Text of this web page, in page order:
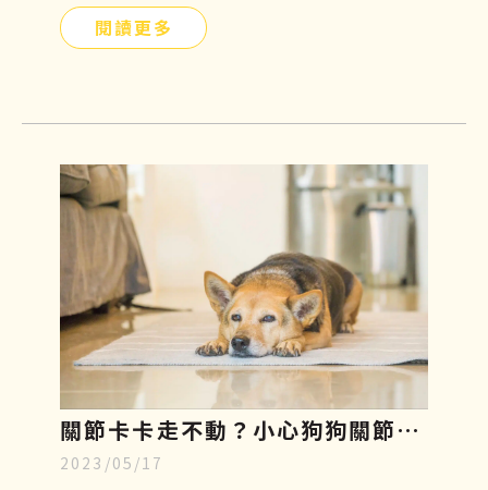
有沒有其他簡單且安全的方式可以幫助牠
是什麼、功效、副作用及費用，讓飼主們
更加了解這項先進的治療方式，幫助毛小
孩減緩疼痛，保持良好的活動力及生活品
質。
閱讀更多
關節卡卡走不動？小心狗狗關節
炎，了解症狀、幹細胞再生療法至
2023/05/17